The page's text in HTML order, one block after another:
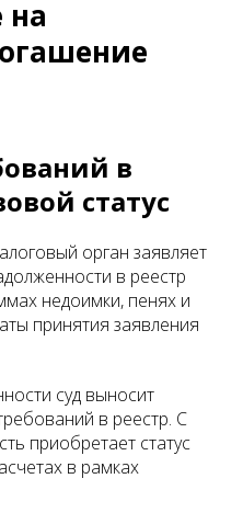
на
в
статус
орган заявляет
в реестр
недоимки, пенях и
принятия заявления
суд выносит
в реестр. С
приобретает статус
в рамках